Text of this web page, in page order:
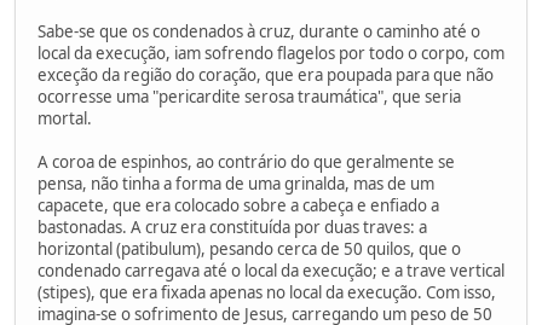
Sabe-se que os condenados à cruz, durante o caminho até o
local da execução, iam sofrendo flagelos por todo o corpo, com
exceção da região do coração, que era poupada para que não
ocorresse uma "pericardite serosa traumática", que seria
mortal.
A coroa de espinhos, ao contrário do que geralmente se
pensa, não tinha a forma de uma grinalda, mas de um
capacete, que era colocado sobre a cabeça e enfiado a
bastonadas. A cruz era constituída por duas traves: a
horizontal (patibulum), pesando cerca de 50 quilos, que o
condenado carregava até o local da execução; e a trave vertical
(stipes), que era fixada apenas no local da execução. Com isso,
imagina-se o sofrimento de Jesus, carregando um peso de 50